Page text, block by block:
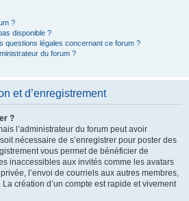
?
disponible ?
questions légales concernant ce forum ?
du forum ?
et d’enregistrement
?
l’administrateur du forum peut avoir
nécessaire de s’enregistrer pour poster des
vous permet de bénéficier de
inaccessibles aux invités comme les avatars
l’envoi de courriels aux autres membres,
La création d’un compte est rapide et vivement